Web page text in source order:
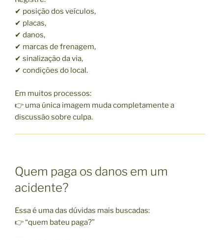
✔ posição dos veículos,
✔ placas,
✔ danos,
✔ marcas de frenagem,
✔ sinalização da via,
✔ condições do local.
Em muitos processos:
👉 uma única imagem muda completamente a
discussão sobre culpa.
Quem paga os danos em um
acidente?
Essa é uma das dúvidas mais buscadas:
👉 “quem bateu paga?”